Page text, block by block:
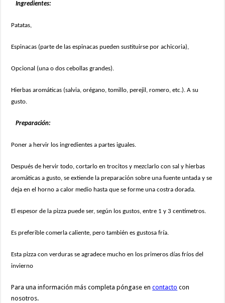
Ingredientes:
Patatas,
Espinacas (parte de las espinacas pueden sustituirse por achicoria),
Opcional (una o dos cebollas grandes).
Hierbas aromáticas (salvia, orégano, tomillo, perejil, romero, etc.). A su
gusto.
Preparación:
Poner a hervir los ingredientes a partes iguales.
Después de hervir todo, cortarlo en trocitos y mezclarlo con sal y hierbas
aromáticas a gusto, se extiende la preparación sobre una fuente untada y se
deja en el horno a calor medio hasta que se forme una costra dorada.
El espesor de la pizza puede ser, según los gustos, entre 1 y 3 centímetros.
Es preferible comerla caliente, pero también es gustosa fría.
Esta pizza con verduras se agradece mucho en los primeros días fríos del
invierno
Para una información más completa póngase encontacto con
nosotros.